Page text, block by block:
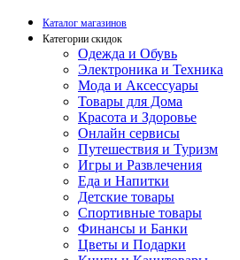
Каталог магазинов
Категории скидок
Одежда и Обувь
Электроника и Техника
Мода и Аксессуары
Товары для Дома
Красота и Здоровье
Онлайн сервисы
Путешествия и Туризм
Игры и Развлечения
Еда и Напитки
Детские товары
Спортивные товары
Финансы и Банки
Цветы и Подарки